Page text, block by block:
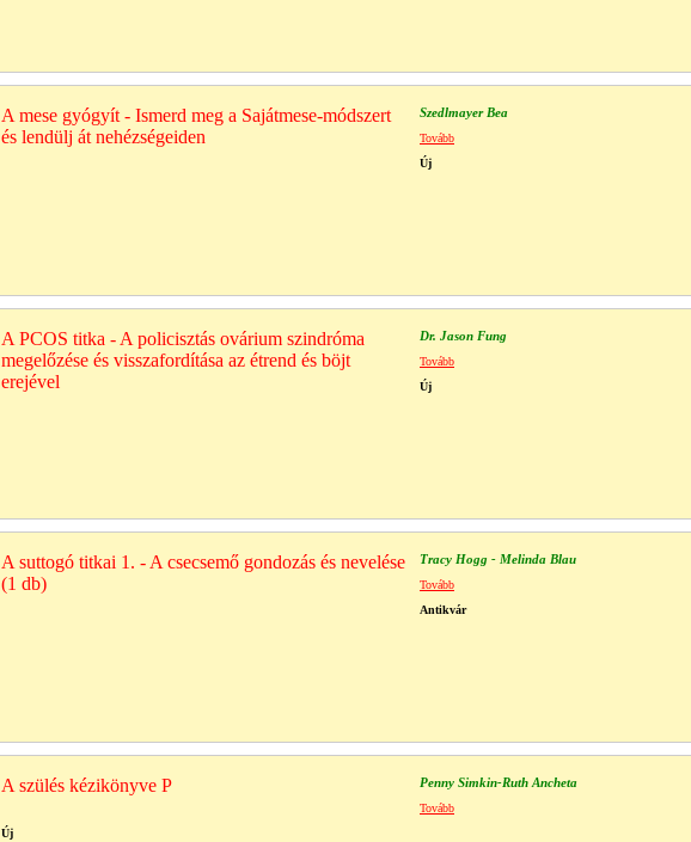
A mese gyógyít - Ismerd meg a Sajátmese-módszert
és lendülj át nehézségeiden
Szedlmayer Bea
Tovább
Új
A PCOS titka - A policisztás ovárium szindróma
megelőzése és visszafordítása az étrend és böjt
erejével
Dr. Jason Fung
Tovább
Új
A suttogó titkai 1. - A csecsemő gondozás és nevelése
(1 db)
Tracy Hogg - Melinda Blau
Tovább
Antikvár
A szülés kézikönyve P Penny Simkin-Ruth Ancheta
Tovább
Új